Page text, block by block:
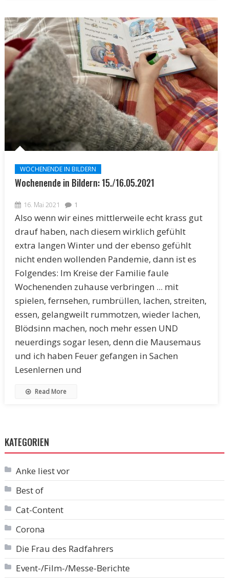
WOCHENENDE IN BILDERN
Wochenende in Bildern: 15./16.05.2021
16. Mai 2021 1
Also wenn wir eines mittlerweile echt krass gut
drauf haben, nach diesem wirklich gefühlt
extra langen Winter und der ebenso gefühlt
nicht enden wollenden Pandemie, dann ist es
Folgendes: Im Kreise der Familie faule
Wochenenden zuhause verbringen ... mit
spielen, fernsehen, rumbrüllen, lachen, streiten,
essen, gelangweilt rummotzen, wieder lachen,
Blödsinn machen, noch mehr essen UND
neuerdings sogar lesen, denn die Mausemaus
und ich haben Feuer gefangen in Sachen
Lesenlernen und
Read More
KATEGORIEN
Anke liest vor
Best of
Cat-Content
Corona
Die Frau des Radfahrers
Event-/Film-/Messe-Berichte